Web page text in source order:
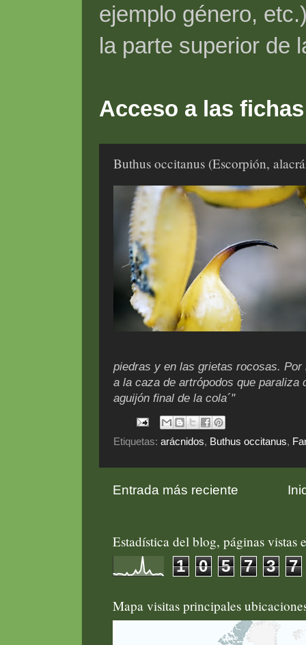
ejemplo género,
la parte superior de
Acceso a las
Buthus occitanus (Escorpión,
piedras y en las grietas rocosas.
a la caza de artrópodos que paraliza
aguijón final de la cola´"
Etiquetas: arácnidos, Buthus occitanus,
Entrada más reciente
Estadística del blog, páginas vistas
1 0 5 7 3 7
Mapa visitas principales